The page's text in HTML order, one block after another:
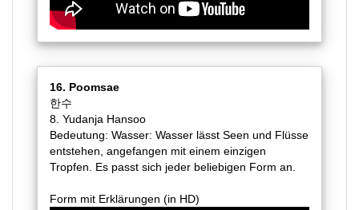
16. Poomsae
한수
8. Yudanja Hansoo
Bedeutung: Wasser: Wasser lässt Seen und Flüsse
entstehen, angefangen mit einem einzigen
Tropfen. Es passt sich jeder beliebigen Form an.
Form mit Erklärungen (in HD)